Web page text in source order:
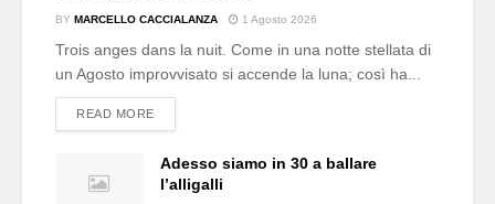
BY MARCELLO CACCIALANZA 1 Agosto 2026
Trois anges dans la nuit. Come in una notte stellata di
un Agosto improvvisato si accende la luna; così ha...
READ MOREDETAILS
Adesso siamo in 30 a ballare
l’alligalli